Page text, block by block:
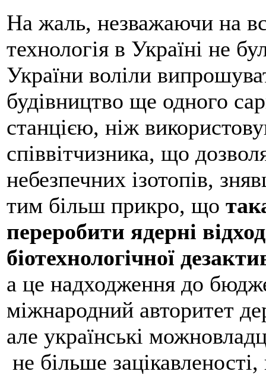
На жаль, незважаючи на
технологія в Україні не
України воліли
будівництво ще одного
станцією, ніж
співвітчизника, що
небезпечних ізотопів,
тим більш прикро, що
переробити ядерні
біотехнологічної
а це надходження до
міжнародний авторитет
але українські
не більше